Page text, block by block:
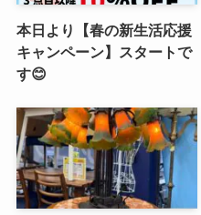
本日より【春の新生活応援
キャンペーン】スタートで
す😊